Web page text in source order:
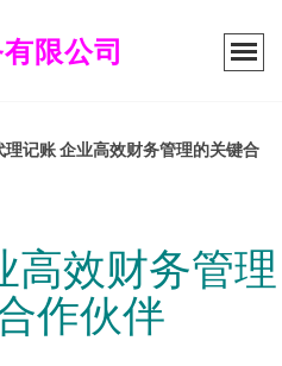
限公司
理记账 企业高效财务管理的关键合
高效财务管理
作伙伴